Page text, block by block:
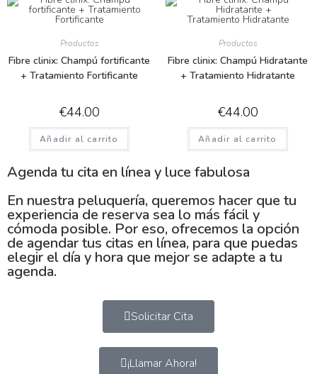
Productos
Fibre clinix: Champú fortificante
+ Tratamiento Fortificante
€44.00
Añadir al carrito
Productos
Fibre clinix: Champú Hidratante
+ Tratamiento Hidratante
€44.00
Añadir al carrito
Agenda tu cita en línea y luce fabulosa
En nuestra peluquería, queremos hacer que tu
experiencia de reserva sea lo más fácil y
cómoda posible. Por eso, ofrecemos la opción
de agendar tus citas en línea, para que puedas
elegir el día y hora que mejor se adapte a tu
agenda.
Solicitar Cita
¡Llamar Ahora!